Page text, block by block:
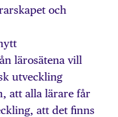
och
lärosätena vill
utveckling
att alla lärare får
att det finns